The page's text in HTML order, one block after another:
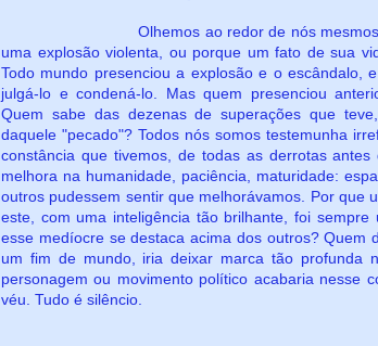
Olhemos ao redor de nós mesmos.
uma explosão violenta, ou porque um fato de sua
Todo mundo presenciou a explosão e o escândalo,
julgá-lo e condená-lo. Mas quem presenciou
Quem sabe das dezenas de superações que
daquele "pecado"? Todos nós somos testemunha
constância que tivemos, de todas as derrotas
melhora na humanidade, paciência, maturidade:
outros pudessem sentir que melhorávamos. Por que
este, com uma inteligência tão brilhante, foi
esse medíocre se destaca acima dos outros? Quem
um fim de mundo, iria deixar marca tão profunda
personagem ou movimento político acabaria nesse
véu. Tudo é silêncio.